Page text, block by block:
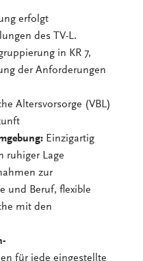
erfolgt
des TV-L.
in KR 7,
der Anforderungen
Altersvorsorge (VBL)
Einzigartig
ruhiger Lage
zur
und Beruf, flexible
mit den
für jede eingestellte